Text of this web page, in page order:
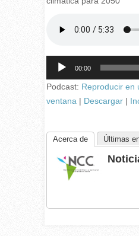
Reproductor
audio
00:00
Podcast: Reproducir en
ventana| Descargar|
Acerca de Últimas